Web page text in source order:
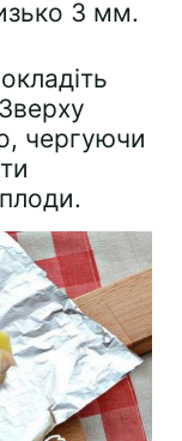
3 мм.
чергуючи